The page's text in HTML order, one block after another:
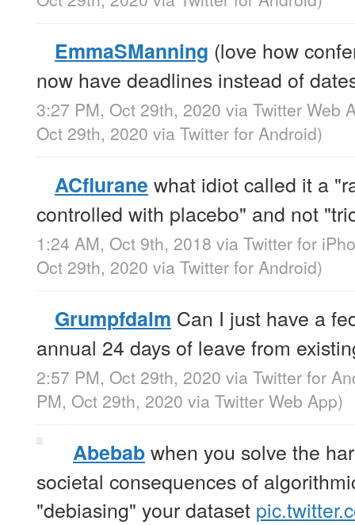
EmmaSManning (love how
now have deadlines instead of
3:27 PM, Oct 29th, 2020 via Twitter Web
Oct 29th, 2020 via Twitter for Android)
ACflurane what idiot called it a
controlled with placebo" and not
1:24 AM, Oct 9th, 2018 via Twitter for
Oct 29th, 2020 via Twitter for Android)
Grumpfdalm Can I just have a
annual 24 days of leave from
2:57 PM, Oct 29th, 2020 via Twitter for
PM, Oct 29th, 2020 via Twitter Web App)
Abebabwhen you solve the
societal consequences of
"debiasing" your dataset